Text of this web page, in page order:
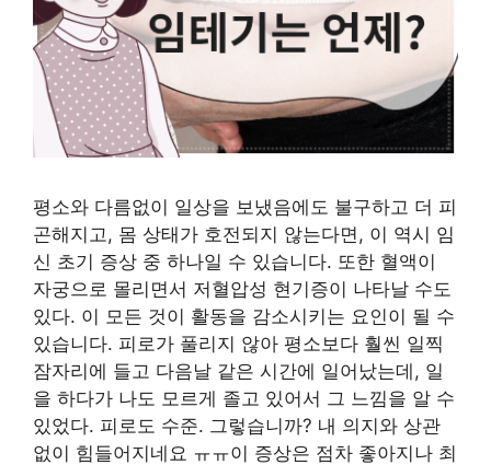
평소와 다름없이 일상을 보냈음에도 불구하고 더 피
곤해지고, 몸 상태가 호전되지 않는다면, 이 역시 임
신 초기 증상 중 하나일 수 있습니다. 또한 혈액이
자궁으로 몰리면서 저혈압성 현기증이 나타날 수도
있다. 이 모든 것이 활동을 감소시키는 요인이 될 수
있습니다. 피로가 풀리지 않아 평소보다 훨씬 일찍
잠자리에 들고 다음날 같은 시간에 일어났는데, 일
을 하다가 나도 모르게 졸고 있어서 그 느낌을 알 수
있었다. 피로도 수준. 그렇습니까? 내 의지와 상관
없이 힘들어지네요 ㅠㅠ이 증상은 점차 좋아지나 최